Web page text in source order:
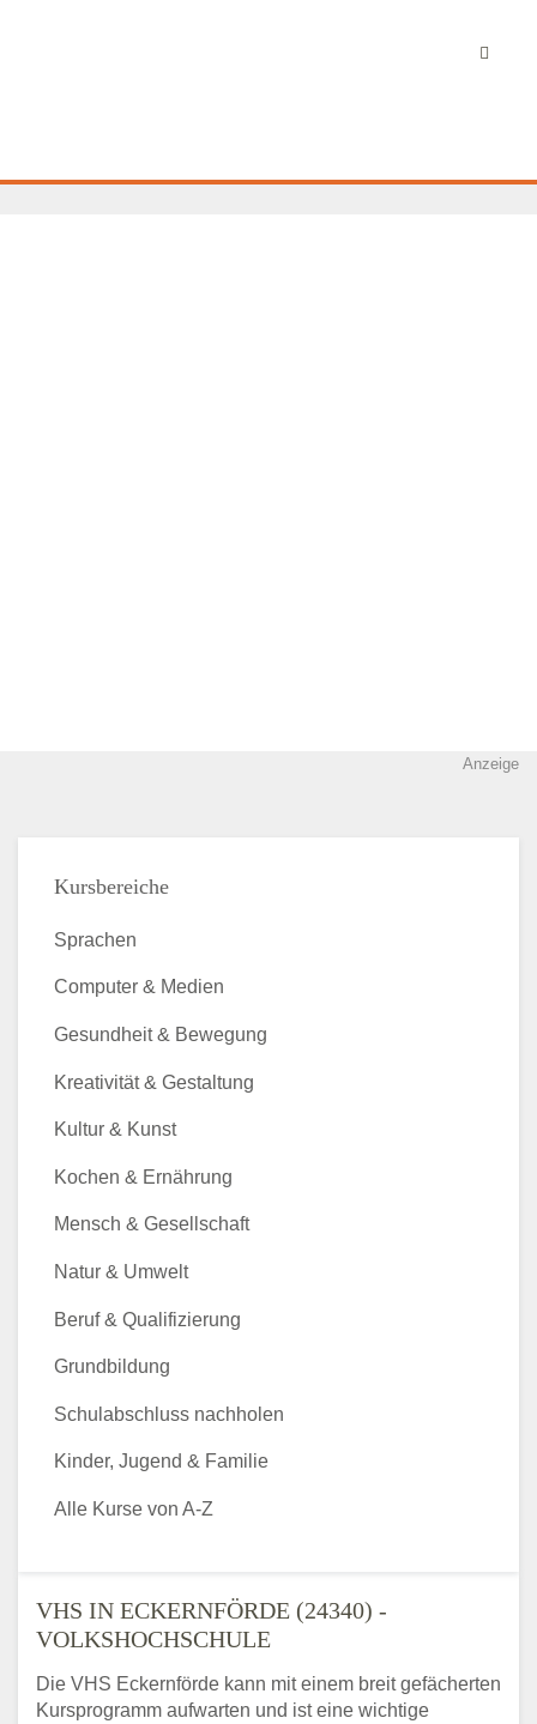
Anzeige
VHS IN ECKERNFÖRDE (24340) -
VOLKSHOCHSCHULE
Die VHS Eckernförde kann mit einem breit gefächerten
Kursprogramm aufwarten und ist eine wichtige
Kursbereiche
Sprachen
Computer & Medien
Gesundheit & Bewegung
Kreativität & Gestaltung
Kultur & Kunst
Kochen & Ernährung
Mensch & Gesellschaft
Natur & Umwelt
Beruf & Qualifizierung
Grundbildung
Schulabschluss nachholen
Kinder, Jugend & Familie
Alle Kurse von A-Z